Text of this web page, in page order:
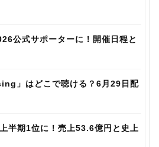
公式サポーターに！開催日程と
」はどこで聴ける？6月29日配
半期1位に！売上53.6億円と史上